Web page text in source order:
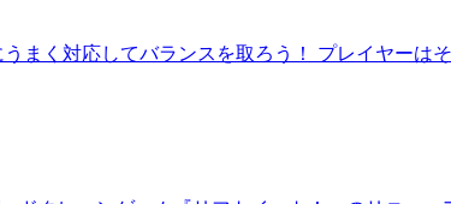
まく対応してバランスを取ろう！ プレイヤー